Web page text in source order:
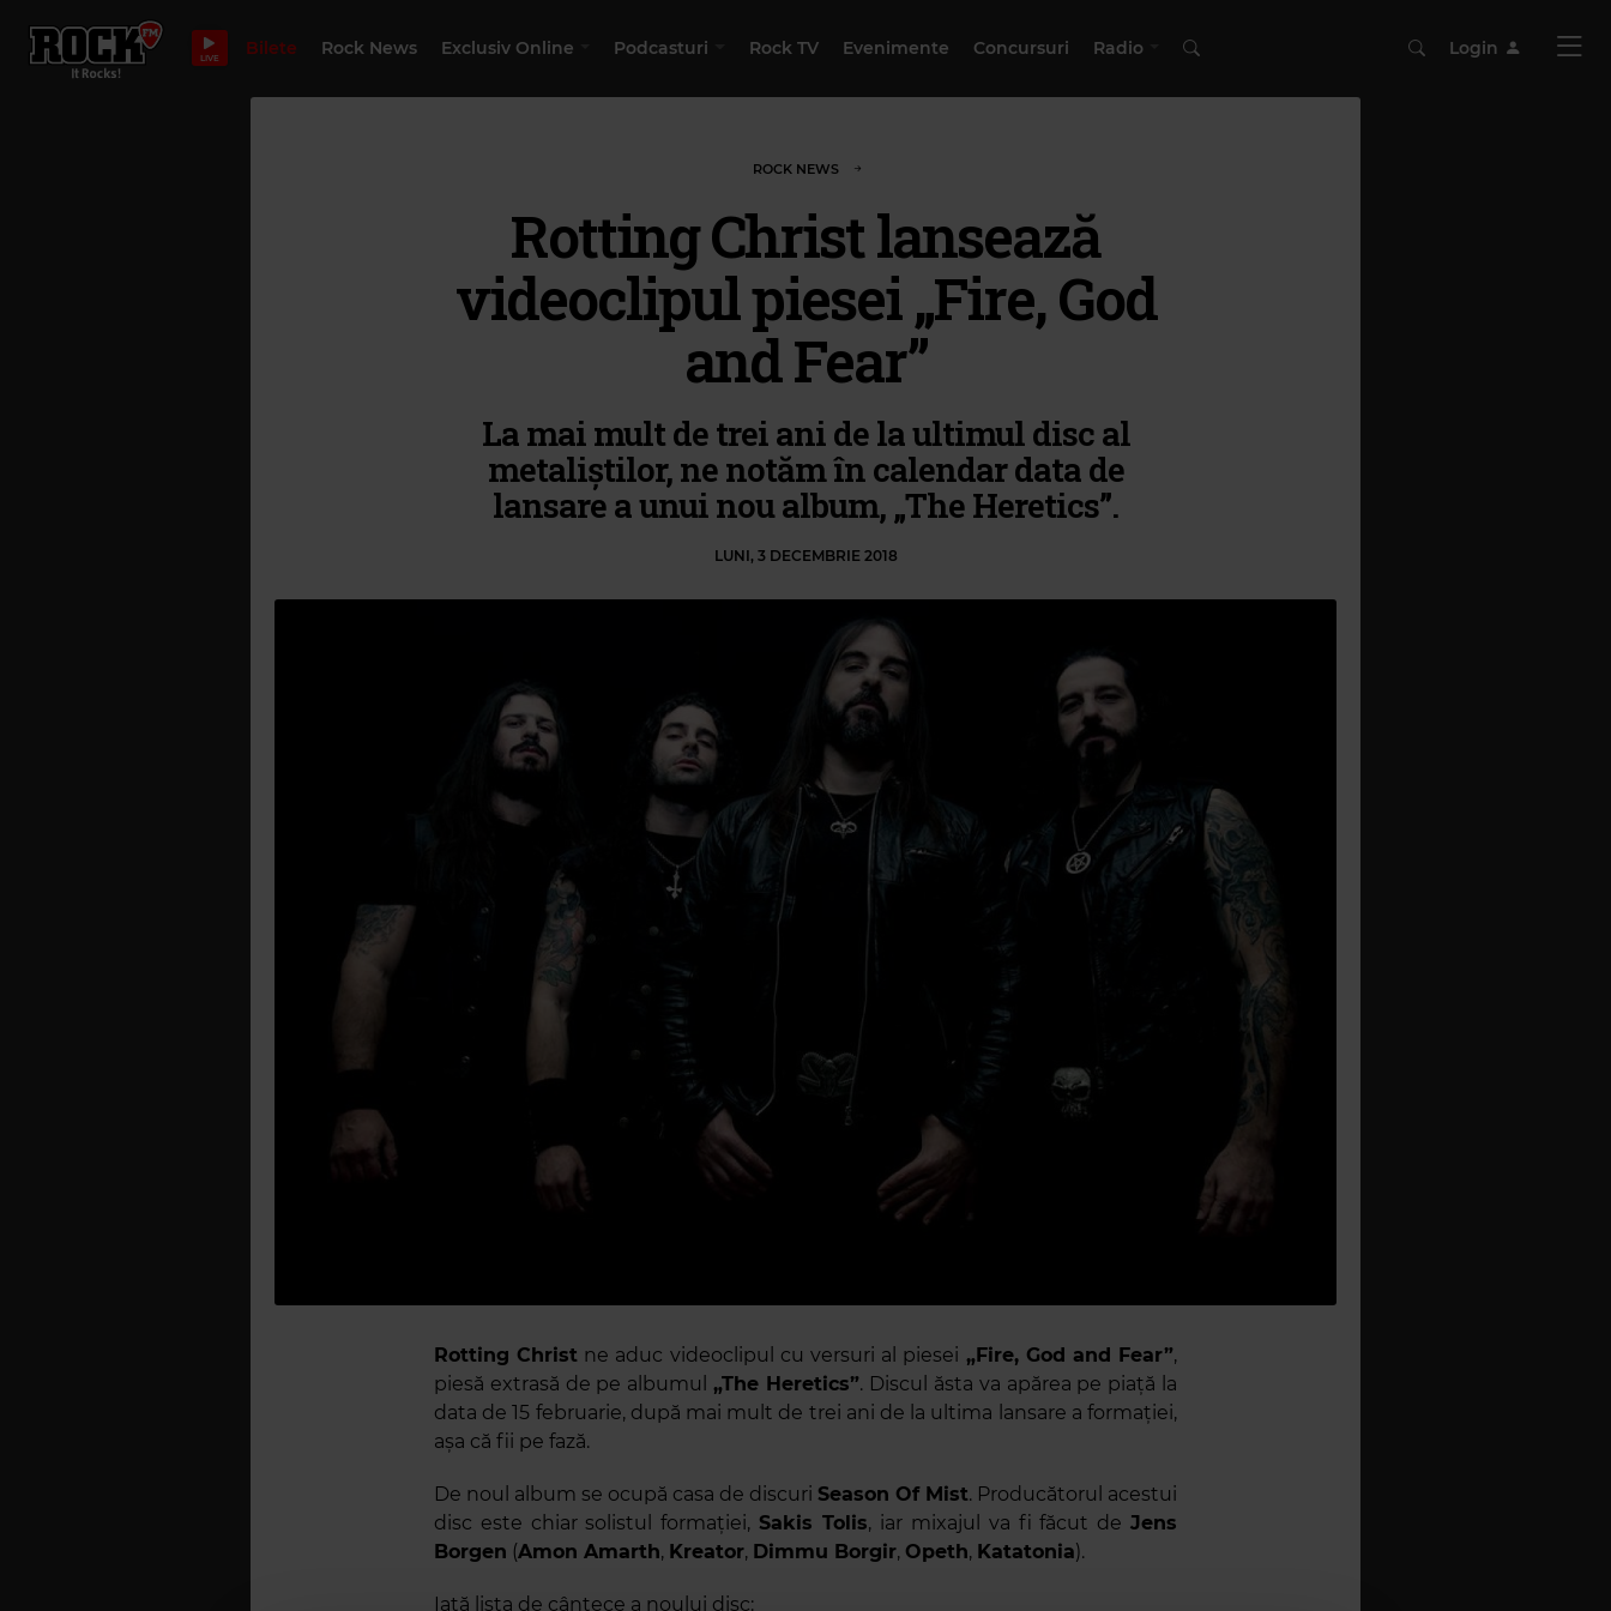
LIVE Bilete Rock News Exclusiv Online Podcasturi Rock TV Evenimente Concursuri Radio Login
ROCK NEWS
Rotting Christ lansează
videoclipul piesei „Fire, God
and Fear”
La mai mult de trei ani de la ultimul disc al
metaliștilor, ne notăm în calendar data de
lansare a unui nou album, „The Heretics”.
LUNI, 3 DECEMBRIE 2018
Rotting Christ ne aduc videoclipul cu versuri al piesei „Fire, God and Fear”,
piesă extrasă de pe albumul„The Heretics”. Discul ăsta va apărea pe piață la
data de 15 februarie, după mai mult de trei ani de la ultima lansare a formației,
așa că fii pe fază.
De noul album se ocupă casa de discuri Season Of Mist. Producătorul acestui
disc este chiar solistul formației, Sakis Tolis, iar mixajul va fi făcut deJens
Borgen (Amon Amarth, Kreator, Dimmu Borgir, Opeth, Katatonia).
Iată lista de cântece a noului disc: